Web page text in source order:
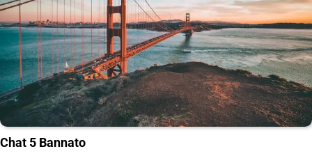
Chat 5 Bannato